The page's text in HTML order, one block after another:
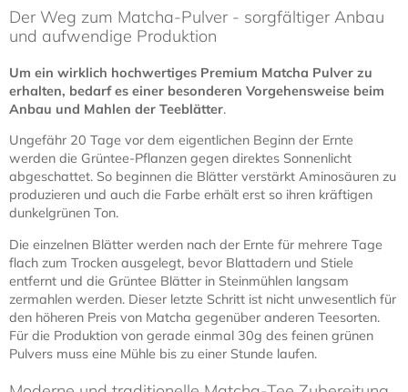
Der Weg zum Matcha-Pulver - sorgfältiger Anbau
und aufwendige Produktion
Um ein wirklich hochwertiges Premium Matcha Pulver zu
erhalten, bedarf es einer besonderen Vorgehensweise beim
Anbau und Mahlen der Teeblätter.
Ungefähr 20 Tage vor dem eigentlichen Beginn der Ernte
werden die Grüntee-Pflanzen gegen direktes Sonnenlicht
abgeschattet. So beginnen die Blätter verstärkt Aminosäuren zu
produzieren und auch die Farbe erhält erst so ihren kräftigen
dunkelgrünen Ton.
Die einzelnen Blätter werden nach der Ernte für mehrere Tage
flach zum Trocken ausgelegt, bevor Blattadern und Stiele
entfernt und die Grüntee Blätter in Steinmühlen langsam
zermahlen werden. Dieser letzte Schritt ist nicht unwesentlich für
den höheren Preis von Matcha gegenüber anderen Teesorten.
Für die Produktion von gerade einmal 30g des feinen grünen
Pulvers muss eine Mühle bis zu einer Stunde laufen.